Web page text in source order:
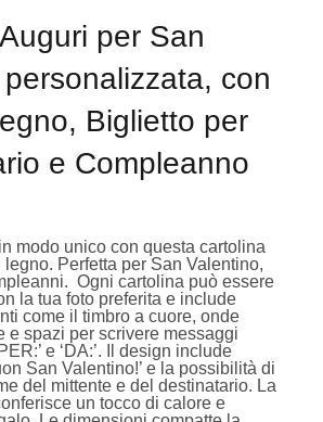
per San
con
Biglietto per
e Compleanno
modo unico con questa cartolina
Perfetta per San Valentino,
Ogni cartolina può essere
la tua foto preferita e include
come il timbro a cuore, onde
e spazi per scrivere messaggi
e ‘DA:’. Il design include
San Valentino!’ e la possibilità di
del mittente e del destinatario. La
un tocco di calore e